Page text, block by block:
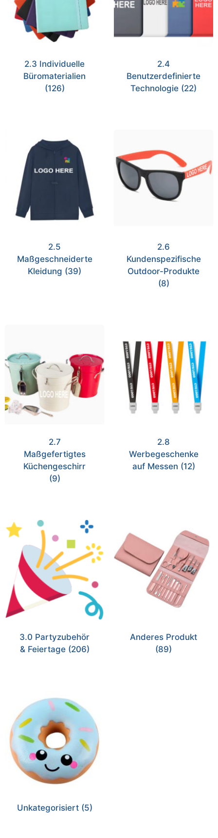
2.3 Individuelle
Büromaterialien
(126)
2.4
Benutzerdefinierte
Technologie (22)
2.5
Maßgeschneiderte
Kleidung (39)
2.6
Kundenspezifische
Outdoor-Produkte
(8)
2.7
Maßgefertigtes
Küchengeschirr
(9)
2.8
Werbegeschenke
auf Messen (12)
3.0 Partyzubehör
& Feiertage (206)
Anderes Produkt
(89)
Unkategorisiert (5)